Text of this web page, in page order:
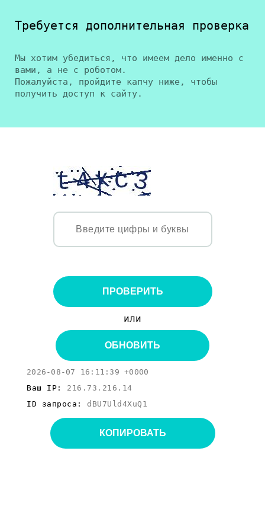
Требуется дополнительная проверка
Мы хотим убедиться, что имеем дело именно с
вами, а не с роботом.
Пожалуйста, пройдите капчу ниже, чтобы
получить доступ к сайту.
ПРОВЕРИТЬ
или
ОБНОВИТЬ
2026-08-07 16:11:39 +0000
Ваш IP: 216.73.216.14
ID запроса: dBU7Uld4XuQ1
КОПИРОВАТЬ